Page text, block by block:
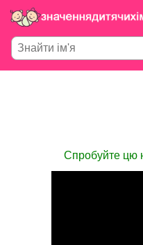
Спробуйте цю